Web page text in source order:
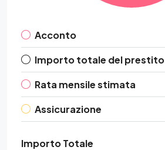
Acconto
Importo totale del prestito
Rata mensile stimata
Assicurazione
Importo Totale